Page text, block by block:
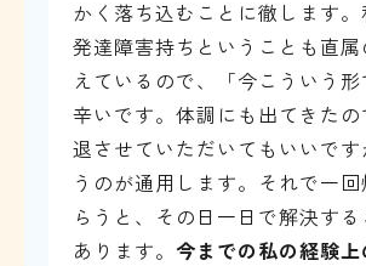
かく落ち込むことに徹します。
発達障害持ちということも直
えているので、「今こういう
辛いです。体調にも出てきた
退させていただいてもいいで
うのが通用します。それで一回
らうと、その日一日で解決する
あります。 今までの私の経験